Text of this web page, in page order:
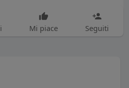
Mi piace Seguiti